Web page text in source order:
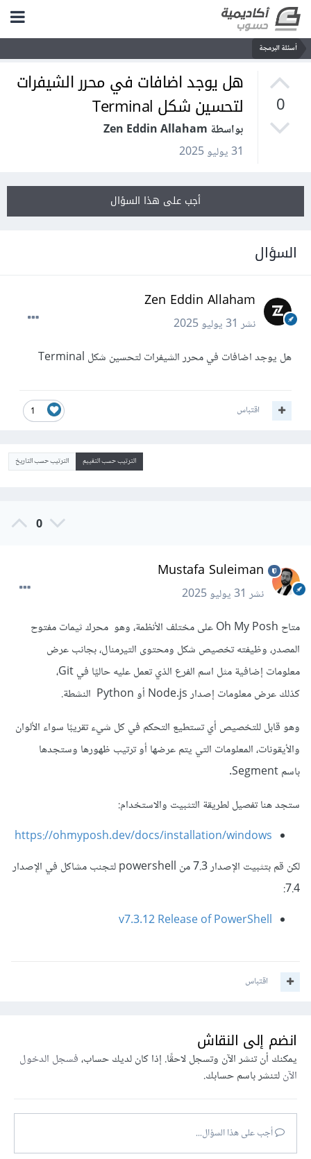
أسئلة البرمجة
0
هل يوجد اضافات في محرر الشيفرات
لتحسين شكل Terminal
بواسطة Zen Eddin Allaham
31 يوليو 2025
أجب على هذا السؤال
السؤال
Zen Eddin Allaham
نشر31 يوليو 2025
هل يوجد اضافات في محرر الشيفرات لتحسين شكل Terminal
1 اقتباس
الترتيب حسب التقييم الترتيب حسب التاريخ
0
Mustafa Suleiman
نشر31 يوليو 2025
متاح Oh My Posh على مختلف الأنظمة، وهو محرك ثيمات مفتوح
المصدر، وظيفته تخصيص شكل ومحتوى التيرمنال، بجانب عرض
معلومات إضافية مثل اسم الفرع الذي تعمل عليه حاليًا في Git،
كذلك عرض معلومات إصدار Node.js أو Python النشطة.
وهو قابل للتخصيص أي تستطيع التحكم في كل شيء تقريبًا سواء الألوان
والأيقونات، المعلومات التي يتم عرضها أو ترتيب ظهورها وستجدها
باسم Segment.
ستجد هنا تفصيل لطريقة التثبيت والاستخدام:
https://ohmyposh.dev/docs/installation/windows
لكن قم بتثبيت الإصدار 7.3 من powershell لتجنب مشاكل في الإصدار
7.4:
v7.3.12 Release of PowerShell
اقتباس
انضم إلى النقاش
يمكنك أن تنشر الآن وتسجل لاحقًا. إذا كان لديك حساب،فسجل الدخول
الآنلتنشر باسم حسابك.
أجب على هذا السؤال...